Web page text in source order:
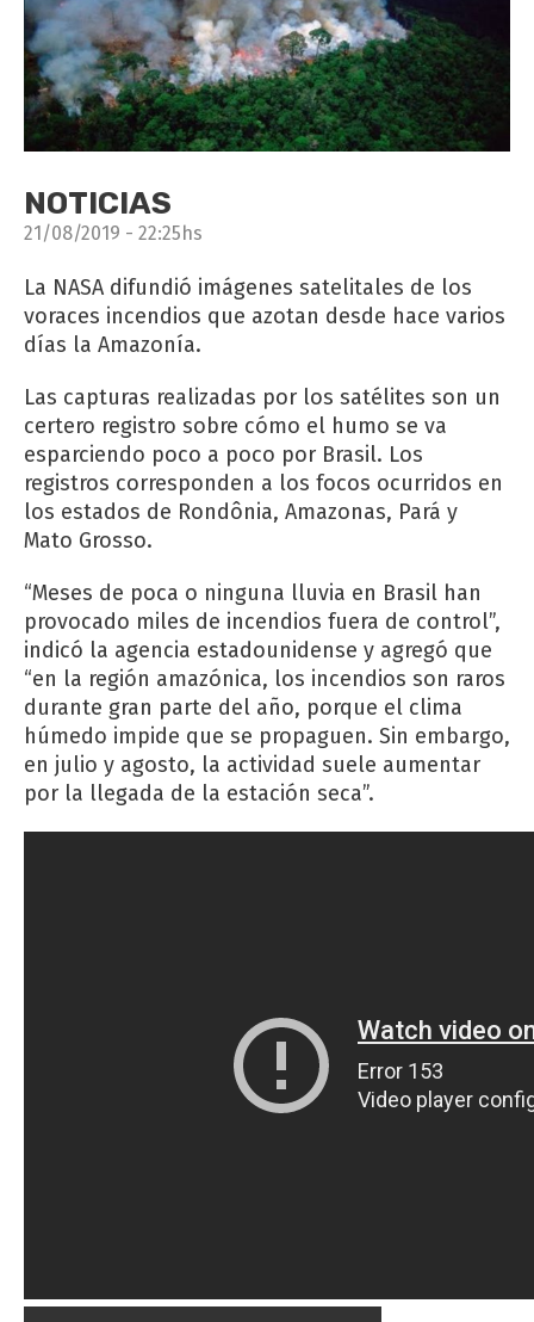
NOTICIAS
21/08/2019 - 22:25hs
La NASA difundió imágenes satelitales de los
voraces incendios que azotan desde hace varios
días la Amazonía.
Las capturas realizadas por los satélites son un
certero registro sobre cómo el humo se va
esparciendo poco a poco por Brasil. Los
registros corresponden a los focos ocurridos en
los estados de Rondônia, Amazonas, Pará y
Mato Grosso.
“Meses de poca o ninguna lluvia en Brasil han
provocado miles de incendios fuera de control”,
indicó la agencia estadounidense y agregó que
“en la región amazónica, los incendios son raros
durante gran parte del año, porque el clima
húmedo impide que se propaguen. Sin embargo,
en julio y agosto, la actividad suele aumentar
por la llegada de la estación seca”.